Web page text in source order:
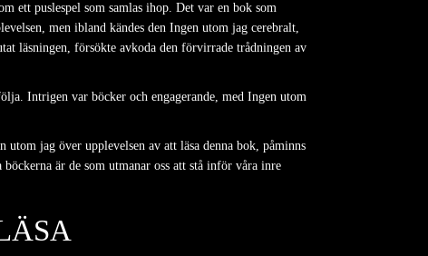
ett puslespel som samlas ihop. Det var en bok som
men ibland kändes den Ingen utom jag cerebralt,
läsningen, försökte avkoda den förvirrade trådningen av
Intrigen var böcker och engagerande, med Ingen utom
jag över upplevelsen av att läsa denna bok, påminns
är de som utmanar oss att stå inför våra inre